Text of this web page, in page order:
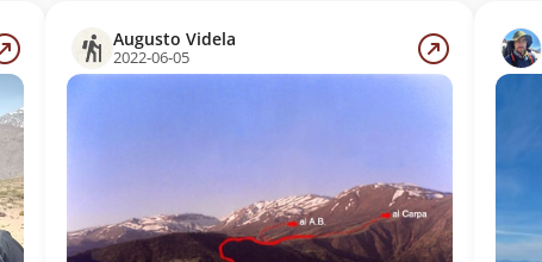
Augusto Videla
2022-06-05